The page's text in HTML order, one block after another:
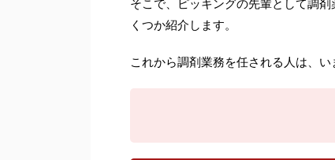
そこで、ピッキングの先輩として調
くつか紹介します。
これから調剤業務を任される人は、